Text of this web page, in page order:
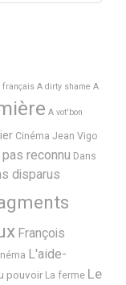
français A dirty shame A
A vot'bon
Cinéma Jean Vigo
reconnu Dans
disparus
François
L'aide-
pouvoir La ferme Le